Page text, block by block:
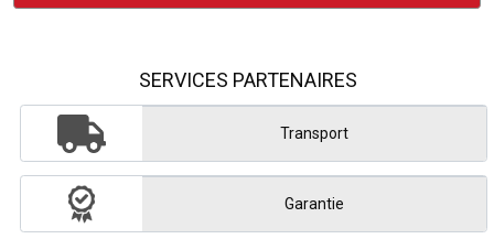
SERVICES PARTENAIRES
Transport
Garantie